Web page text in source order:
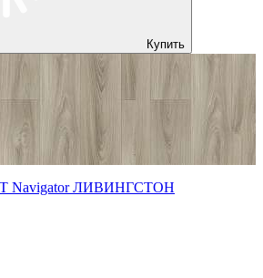
Купить
Navigator ЛИВИНГСТОН